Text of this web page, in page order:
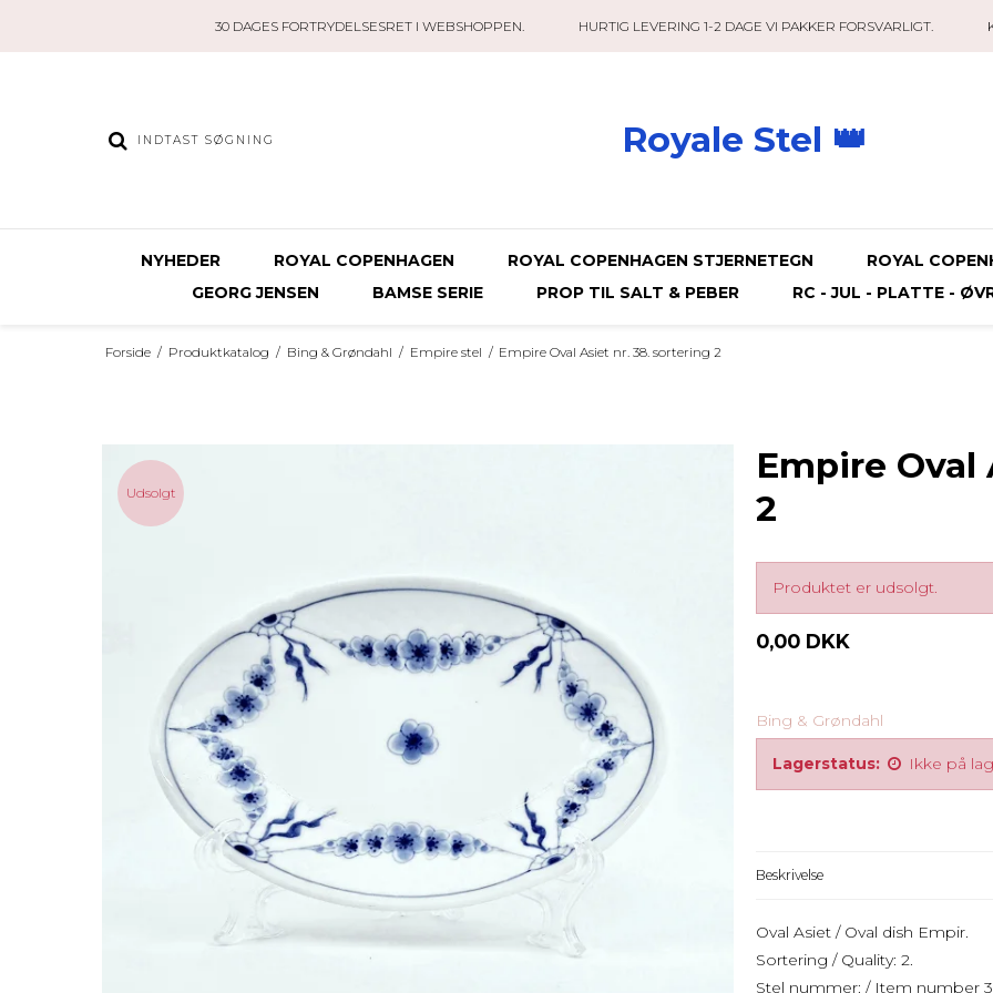
30 DAGES FORTRYDELSESRET I WEBSHOPPEN. HURTIG LEVERING 1-2 DAGE VI PAKKER FORSVARLIGT.
Royale Stel 👑
NYHEDER ROYAL COPENHAGEN ROYAL COPENHAGEN STJERNETEGN ROYAL
GEORG JENSEN
BAMSE SERIE PROP TIL SALT & PEBER RC - JUL - PLATTE -
Forside / Produktkatalog / Bing & Grøndahl / Empire stel / Empire Oval Asiet nr. 38. sortering 2
Udsolgt
Empire Oval
2
Produktet er udsolgt.
0,00 DKK
Bing & Grøndahl
Lagerstatus: Ikke på
Beskrivelse
Oval Asiet / Oval dish Empir.
Sortering / Quality: 2.
Stel nummer: / Item number